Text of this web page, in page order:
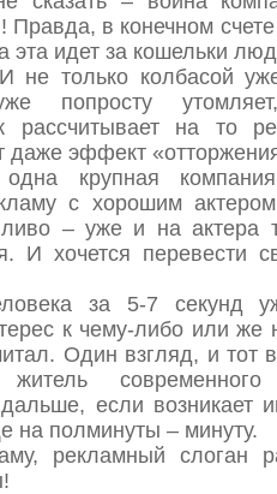
в конечном счете
эта идет за кошельки
не только колбасой
попросту
рассчитывает на то
даже эффект
одна крупная
с хорошим
– уже и на актера
И хочется перевести
за 5-7 секунд
к чему-либо или же
Один взгляд, и тот
современного
если возникает
на полминуты – минуту.
рекламный слоган